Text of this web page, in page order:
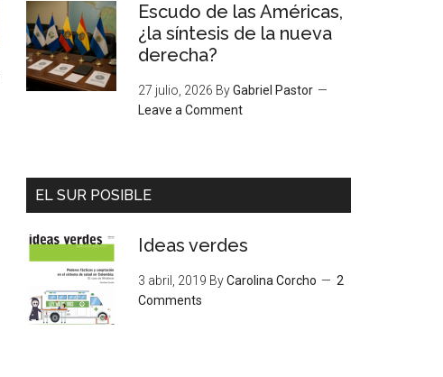
Escudo de las Américas,
¿la síntesis de la nueva
derecha?
27 julio, 2026 ByGabriel Pastor
Leave a Comment
EL SUR POSIBLE
Ideas verdes
3 abril, 2019 ByCarolina Corcho
2
Comments